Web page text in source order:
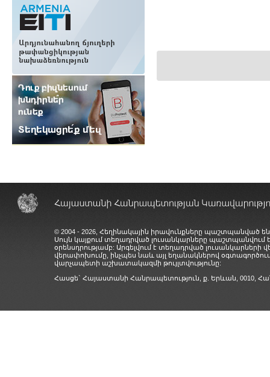
© 2004 - 2026, Հեղինակային իրավունքները պաշտպանված
Սույն կայքում տեղադրված լուսանկարները
օրենսդրությամբ: Արգելվում է տեղադրված
վերափոխումը, ինչպես նաև այլ եղանակներով
վարչապետի աշխատակազմի թույլտվությունը:
Հասցե` Հայաստանի Հանրապետություն, ք. Երևան, 0010,